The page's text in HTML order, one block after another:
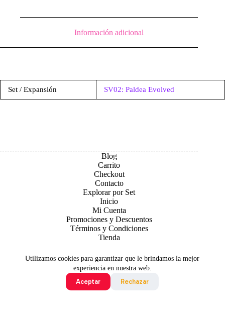
Utilizamos cookies para garantizar que le brindamos la mejor
experiencia en nuestra web.
Aceptar
Rechazar
Información adicional
Set / Expansión SV02: Paldea Evolved
Blog
Carrito
Checkout
Contacto
Explorar por Set
Inicio
Mi Cuenta
Promociones y Descuentos
Términos y Condiciones
Tienda
Todo contenido original es sujeto de Copyright © 2026 TCG